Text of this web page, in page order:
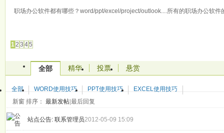
职场办公软件都有哪些？word/ppt/excel/project/outlook....所有的职场办公软
12 3 45
全部 精华 投票 悬赏
全部 WORD使用技巧 PPT使用技巧
EXCEL使用技巧
新窗 排序： 最新发帖|最后回复
站点公告: 联系管理员2012-05-09 15:09